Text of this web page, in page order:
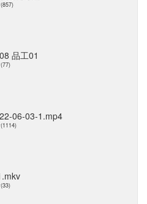
品工01
06-03-1.mp4